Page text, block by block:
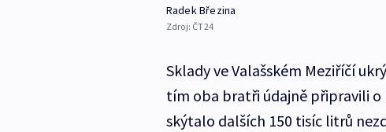
Radek Březina
Zdroj: ČT24
Sklady ve Valašském Meziříčí
tím oba bratři údajně připravili o
skýtalo dalších 150 tisíc litrů